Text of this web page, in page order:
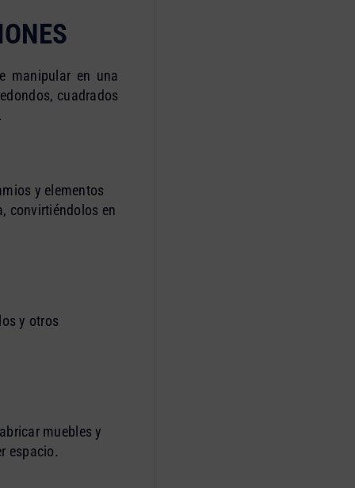
manipular en una
cuadrados
y elementos
convirtiéndolos en
y otros
muebles y
espacio.